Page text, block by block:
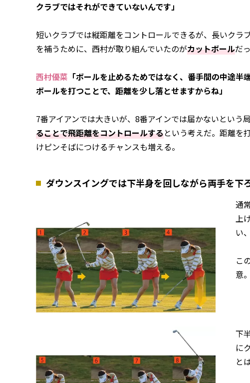
クラブではそれができていないんです」
短いクラブでは縦距離をコントロールできるが、長いクラ
を補うために、西村が取り組んでいたのがカットボールだ
西村優菜 「ボールを止めるためではなく、番手間の中途
ボールを打つことで、距離を少し落とせますからね」
7番アイアンでは大きいが、8番アインでは届かないという
ることで飛距離をコントロールするという考えだ。距離を
けピンそばにつけるチャンスも増える。
ダウンスイングでは下半身を回しながら両手を下
通
上
い
こ
意。
下
に
と